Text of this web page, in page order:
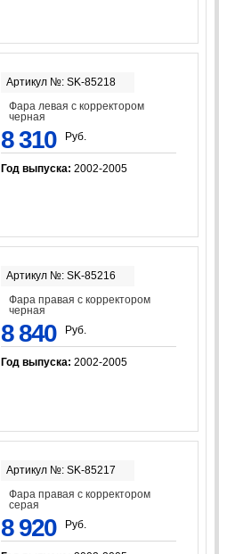
Артикул №: SK-85218
Фара левая с корректором
черная
8 310 Руб.
Год выпуска: 2002-2005
Артикул №: SK-85216
Фара правая с корректором
черная
8 840 Руб.
Год выпуска: 2002-2005
Артикул №: SK-85217
Фара правая с корректором
серая
8 920 Руб.